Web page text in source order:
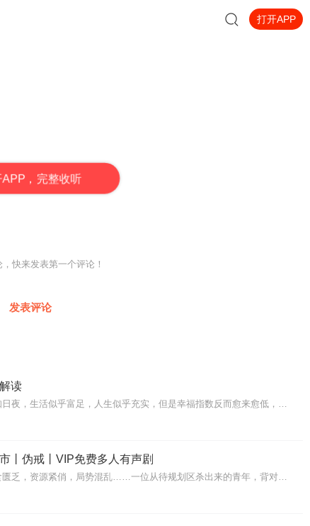
打开APP
APP，完整收听
快来发表第一个评论！
发表评论
读
专辑简介现代人，都很忙碌，废寝忘食，不知日夜，生活似乎富足，人生似乎充实，但是幸福指数反而愈来愈低，这是为何？天下熙熙，皆为利来；天下攘攘，皆为利往；可惜虚名浮...
丨伪戒丨VIP免费多人有声剧
【内容简介】灾变过后，大地满目疮痍。粮食匮乏，资源紧俏，局势混乱……一位从待规划区杀出来的青年，背对着漫天黄沙，孤身来到九区谋生，却不曾想偶然结识三五好友，一念...